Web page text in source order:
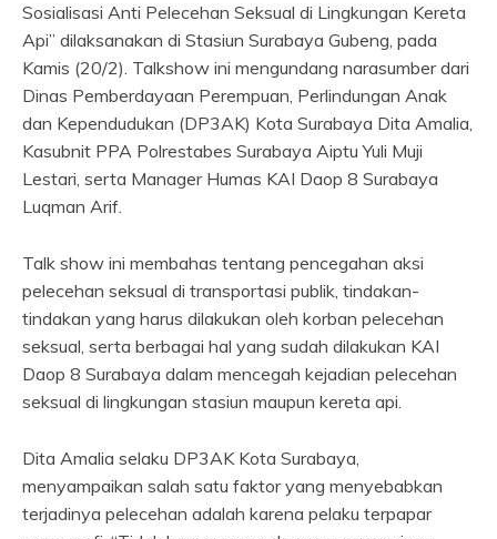
Sosialisasi Anti Pelecehan Seksual di Lingkungan Kereta
Api” dilaksanakan di Stasiun Surabaya Gubeng, pada
Kamis (20/2). Talkshow ini mengundang narasumber dari
Dinas Pemberdayaan Perempuan, Perlindungan Anak
dan Kependudukan (DP3AK) Kota Surabaya Dita Amalia,
Kasubnit PPA Polrestabes Surabaya Aiptu Yuli Muji
Lestari, serta Manager Humas KAI Daop 8 Surabaya
Luqman Arif.
Talk show ini membahas tentang pencegahan aksi
pelecehan seksual di transportasi publik, tindakan-
tindakan yang harus dilakukan oleh korban pelecehan
seksual, serta berbagai hal yang sudah dilakukan KAI
Daop 8 Surabaya dalam mencegah kejadian pelecehan
seksual di lingkungan stasiun maupun kereta api.
Dita Amalia selaku DP3AK Kota Surabaya,
menyampaikan salah satu faktor yang menyebabkan
terjadinya pelecehan adalah karena pelaku terpapar